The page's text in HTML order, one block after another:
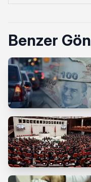
Benzer